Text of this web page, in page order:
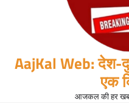
AajKal Web: देश-
एक
आजकल की हर